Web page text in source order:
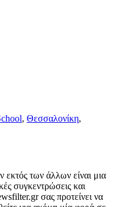
, Θεσσαλονίκη,
εκτός των άλλων είναι μια
συγκεντρώσεις και
σας προτείνει να